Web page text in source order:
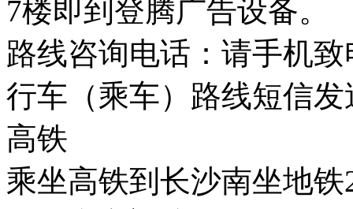
7楼即到登腾广告设备。
路线咨询电话：请手机
行车（乘车）路线短信发
高铁
乘坐高铁到长沙南坐地